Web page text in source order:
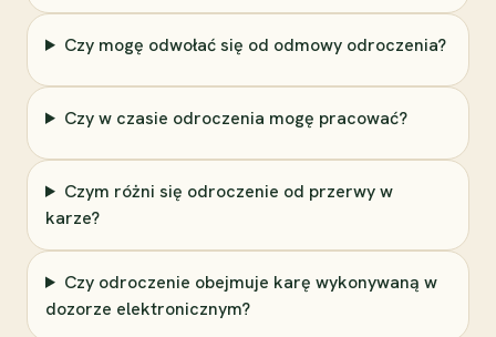
Czy mogę odwołać się od odmowy odroczenia?
Czy w czasie odroczenia mogę pracować?
Czym różni się odroczenie od przerwy w
karze?
Czy odroczenie obejmuje karę wykonywaną w
dozorze elektronicznym?